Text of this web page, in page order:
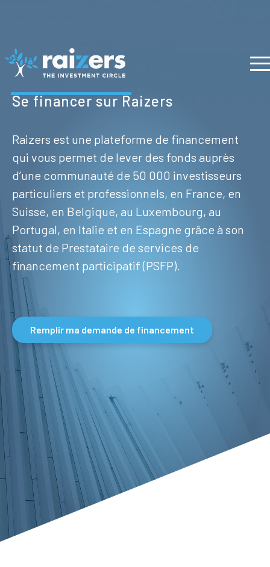
Se financer sur Raizers
Raizers est une plateforme de financement
qui vous permet de lever des fonds auprès
d’une communauté de 50 000 investisseurs
particuliers et professionnels, en France, en
Suisse, en Belgique, au Luxembourg, au
Portugal, en Italie et en Espagne grâce à son
statut de Prestataire de services de
financement participatif (PSFP).
Remplir ma demande de financement